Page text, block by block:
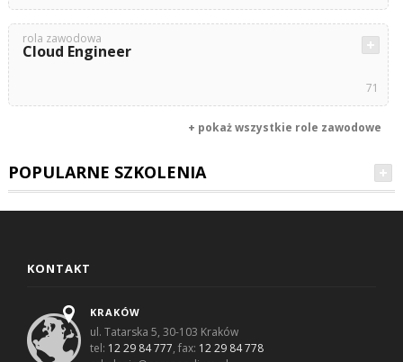
rola zawodowa
Cloud Engineer
71
+ pokaż wszystkie role zawodowe
POPULARNE SZKOLENIA
KONTAKT
KRAKÓW
ul. Tatarska 5, 30-103 Kraków
tel: 12 29 84 777, fax: 12 29 84 778